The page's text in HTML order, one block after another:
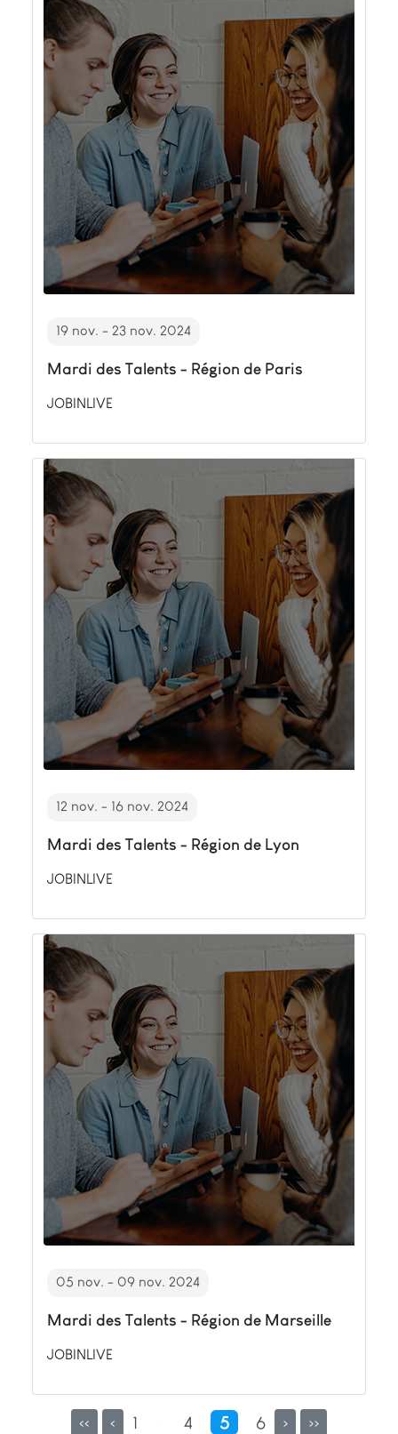
19 nov. - 23 nov. 2024
Mardi des Talents - Région de Paris
JOBINLIVE
12 nov. - 16 nov. 2024
Mardi des Talents - Région de Lyon
JOBINLIVE
05 nov. - 09 nov. 2024
Mardi des Talents - Région de Marseille
JOBINLIVE
<< < 1 4 5 6 > >>